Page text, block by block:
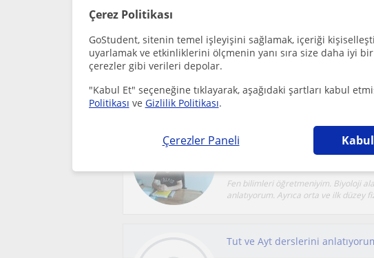
Çerez Politikası
GoStudent, sitenin temel işleyişini sağlamak, içeriği
uyarlamak ve etkinliklerini ölçmenin yanı sıra size daha iyi
çerezler gibi verileri depolar.
"Kabul Et" seçeneğine tıklayarak, aşağıdaki şartları kabul
Politikası ve Gizlilik Politikası.
Çerezler Paneli
Balikesir Sehri Biyoloji
Fen bilimleri öğretmeniyim. Biyoloji
anlatıyorum. Ayrıca orta ve ilk düzey
Tut ve Ayt derslerini